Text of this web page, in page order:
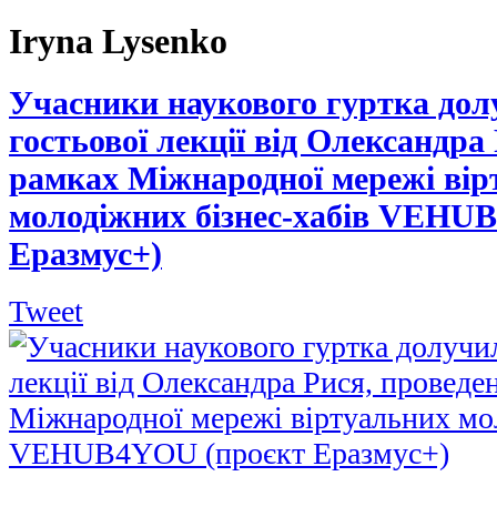
Iryna Lysenko
Учасники наукового гуртка
гостьової лекції від
рамках Міжнародної мережі
молодіжних бізнес-хабів
Еразмус+)
Tweet